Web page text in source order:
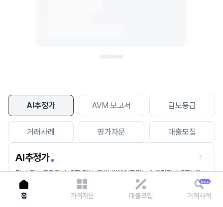
AI추정가 AVM 보고서 담보등급
거래사례 평가자문 대출모집
AI추정가
전국 모든 토지건물, 집합건물, 매월 업데이트되는 AI추정가를 경험해보
세요.
홈 가격자문 대출모집 거래사례